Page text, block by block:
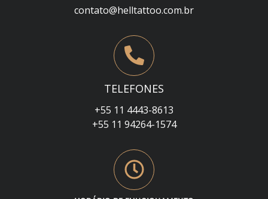
contato@helltattoo.com.br
TELEFONES
+55 11 4443-8613
+55 11 94264-1574